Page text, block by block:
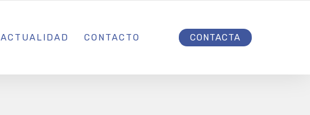
ACTUALIDAD CONTACTO CONTACTA